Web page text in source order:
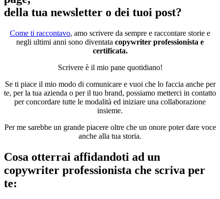
della tua newsletter o dei tuoi post?
Come ti raccontavo, amo scrivere da sempre e raccontare storie e
negli ultimi anni sono diventata copywriter professionista e
certificata.
Scrivere è il mio pane quotidiano!
Se ti piace il mio modo di comunicare e vuoi che lo faccia anche per
te, per la tua azienda o per il tuo brand, possiamo metterci in contatto
per concordare tutte le modalità ed iniziare una collaborazione
insieme.
Per me sarebbe un grande piacere oltre che un onore poter dare voce
anche alla tua storia.
Cosa otterrai affidandoti ad un
copywriter professionista che scriva per
te: